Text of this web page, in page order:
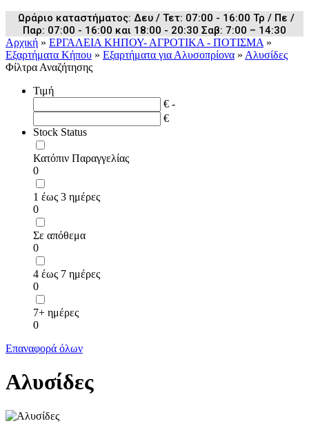
Ωράριο καταστήματος: Δευ / Τετ: 07:00 - 16:00 Τρ / Πε /
Παρ: 07:00 - 16:00 και 18:00 - 20:30 Σαβ: 7:00 – 14:30
Αρχική » ΕΡΓΑΛΕΙΑ ΚΗΠΟΥ- ΑΓΡΟΤΙΚΑ - ΠΟΤΙΣΜΑ »
Εξαρτήματα Κήπου » Εξαρτήματα για Αλυσοπρίονα » Αλυσίδες
Φίλτρα Αναζήτησης
Τιμή
€ -
€
Stock Status
Κατόπιν Παραγγελίας
0
1 έως 3 ημέρες
0
Σε απόθεμα
0
4 έως 7 ημέρες
0
7+ ημέρες
0
Επαναφορά όλων
Αλυσίδες